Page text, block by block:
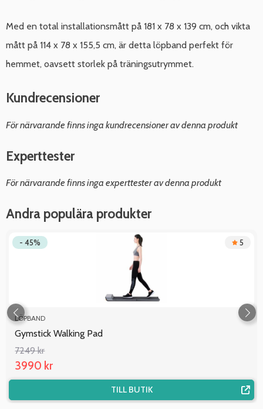
Med en total installationsmått på 181 x 78 x 139 cm, och vikta
mått på 114 x 78 x 155,5 cm, är detta löpband perfekt för
hemmet, oavsett storlek på träningsutrymmet.
Kundrecensioner
För närvarande finns inga kundrecensioner av denna produkt
Experttester
För närvarande finns inga experttester av denna produkt
Andra populära produkter
- 45% 5
LÖPBAND
Gymstick Walking Pad
7249 kr
3990 kr
TILL BUTIK